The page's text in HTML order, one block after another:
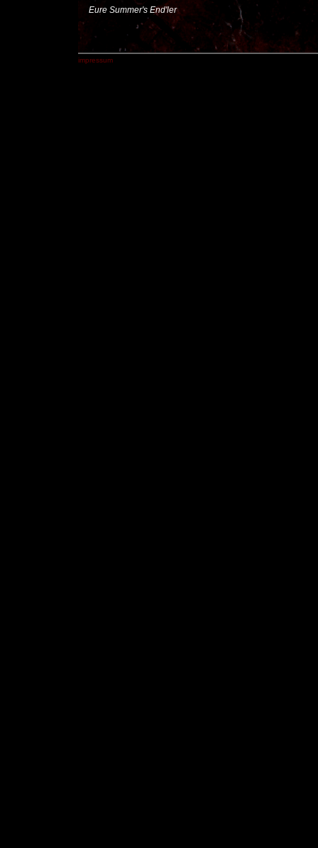
Eure Summer's End'ler
impressum